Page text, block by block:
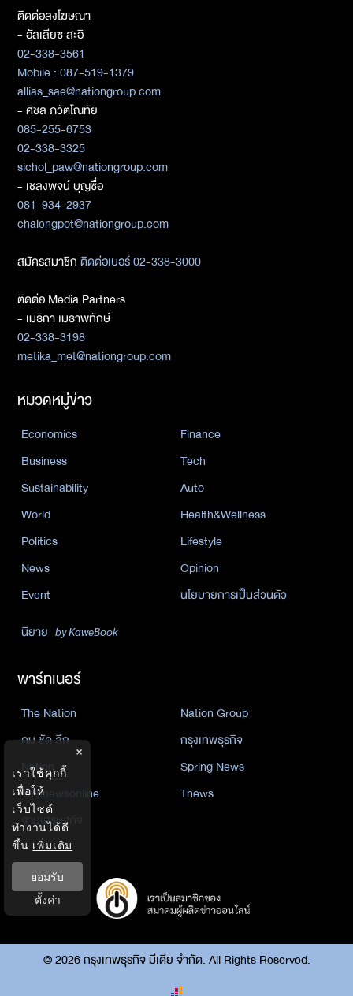
ติดต่อลงโฆษณา
- อัลเลียซ สะอิ
02-338-3561
Mobile : 087-519-1379
allias_sae@nationgroup.com
- ศิชล ภวัตโณทัย
085-255-6753
02-338-3325
sichol_paw@nationgroup.com
- เชลงพจน์ บุญซื่อ
081-934-2937
chalengpot@nationgroup.com
สมัครสมาชิกติดต่อเบอร์ 02-338-3000
ติดต่อ Media Partners
- เมธิกา เมธาพิทักษ์
02-338-3198
metika_met@nationgroup.com
หมวดหมู่ข่าว
Economics
Finance
Business
Tech
Sustainability
Auto
World
Health&Wellness
Politics
Lifestyle
News
Opinion
Event
นโยบายการเป็นส่วนตัว
นิยาย by KaweBook
พาร์ทเนอร์
The Nation
Nation Group
คม ชัด ลึก
กรุงเทพธุรกิจ
Nation
Spring News
Thainewsonline
Tnews
ฐานเศรษฐกิจ
©2026กรุงเทพธุรกิจ มีเดีย จำกัด. All Rights Reserved.
×
เราใช้คุกกี้
เพื่อให้
เว็บไซต์
ทำงานได้ดี
ขึ้น เพิ่มเติม
ยอมรับ
ตั้งค่า